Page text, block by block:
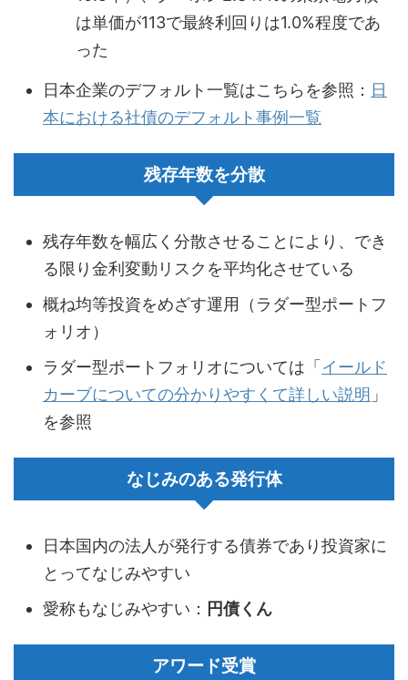
は単価が113で最終利回りは1.0%程度であ
った
日本企業のデフォルト一覧はこちらを参照： 日
本における社債のデフォルト事例一覧
残存年数を分散
残存年数を幅広く分散させることにより、でき
る限り金利変動リスクを平均化させている
概ね均等投資をめざす運用（ラダー型ポートフ
ォリオ）
ラダー型ポートフォリオについては「 イールド
カーブについての分かりやすくて詳しい説明 」
を参照
なじみのある発行体
日本国内の法人が発行する債券であり投資家に
とってなじみやすい
愛称もなじみやすい： 円債くん
アワード受賞